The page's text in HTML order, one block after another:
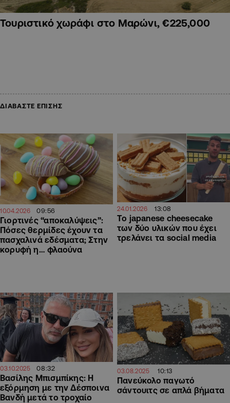
Τουριστικό χωράφι στο Μαρώνι, €225,000
ΔΙΑΒΑΣΤΕ ΕΠΙΣΗΣ
10.04.2026 09:56
Γιορτινές “αποκαλύψεις”:
Πόσες θερμίδες έχουν τα
πασχαλινά εδέσματα; Στην
κορυφή η… φλαούνα
24.01.2026 13:08
Το japanese cheesecake
των δύο υλικών που έχει
τρελάνει τα social media
03.10.2025 08:32
Βασίλης Μπισμπίκης: Η
εξόρμηση με την Δέσποινα
Βανδή μετά το τροχαίο
03.08.2025 10:13
Πανεύκολο παγωτό
σάντουιτς σε απλά βήματα